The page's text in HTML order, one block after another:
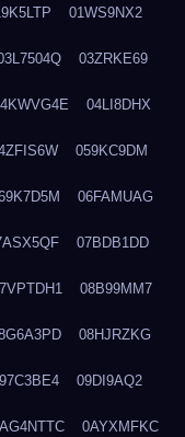
01WS9NX2
03ZRKE69
04LI8DHX
059KC9DM
06FAMUAG
07BDB1DD
08B99MM7
08HJRZKG
09DI9AQ2
0AYXMFKC